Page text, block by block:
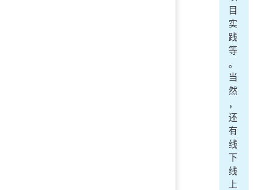
目
实
践
等
。
当
然
，
还
有
线
下
线
上